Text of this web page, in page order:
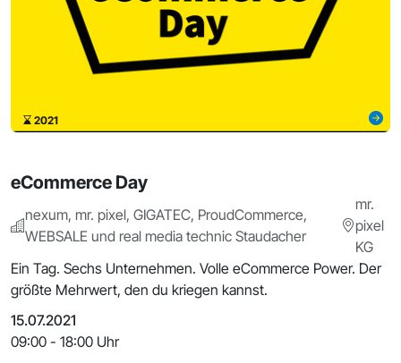
2021
eCommerce Day
nexum, mr. pixel, GIGATEC, ProudCommerce,
WEBSALE und real media technic Staudacher
mr.
pixel
KG
Ein Tag. Sechs Unternehmen. Volle eCommerce Power. Der
größte Mehrwert, den du kriegen kannst.
15.07.2021
09:00 - 18:00 Uhr